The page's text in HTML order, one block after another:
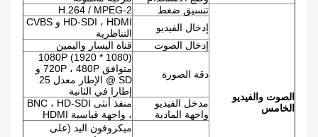
الصوت والفيديو
الخامس
تنسيق ضغط
H.264 / MPEG-2
إدخال الفيديو
HD-SDI ، HDMI و CVBS
التناظرية
إدخال الصوت
قناة اليسار واليمين
دقة الصورة
1080P (1920 * 1080)
متوافق 720P ، 480P و
SD @ الإطار معدل 25
إطارا في الثانية
مدخل الفيديو
واجهة المادية
منفذ أنثى BNC ، HD-SDI
، واجهة قياسية HDMI
ميكروفون اليد (على